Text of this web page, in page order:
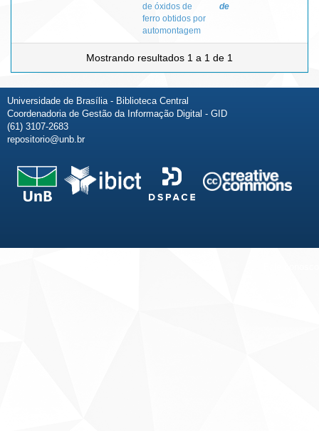
de óxidos de
ferro obtidos por
automontagem
de
Mostrando resultados 1 a 1 de 1
Universidade de Brasília - Biblioteca Central
Coordenadoria de Gestão da Informação Digital - GID
(61) 3107-2683
repositorio@unb.br